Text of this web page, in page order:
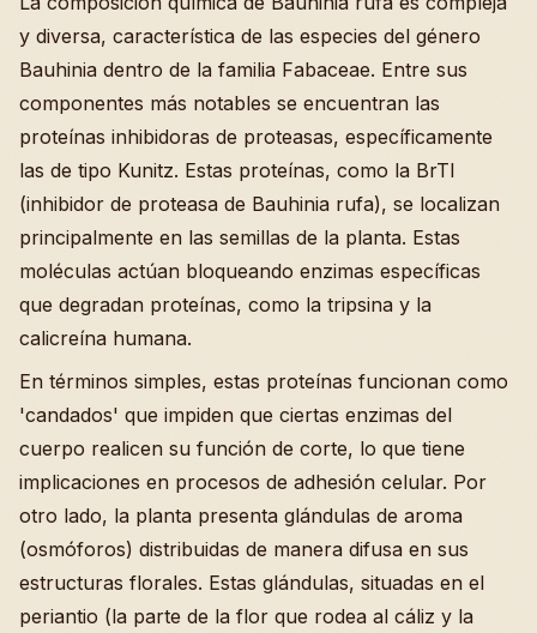
y diversa, característica de las especies del género
Bauhinia dentro de la familia Fabaceae. Entre sus
componentes más notables se encuentran las
proteínas inhibidoras de proteasas, específicamente
las de tipo Kunitz. Estas proteínas, como la BrTI
(inhibidor de proteasa de Bauhinia rufa), se localizan
principalmente en las semillas de la planta. Estas
moléculas actúan bloqueando enzimas específicas
que degradan proteínas, como la tripsina y la
calicreína humana.
En términos simples, estas proteínas funcionan como
'candados' que impiden que ciertas enzimas del
cuerpo realicen su función de corte, lo que tiene
implicaciones en procesos de adhesión celular. Por
otro lado, la planta presenta glándulas de aroma
(osmóforos) distribuidas de manera difusa en sus
estructuras florales. Estas glándulas, situadas en el
periantio (la parte de la flor que rodea al cáliz y la